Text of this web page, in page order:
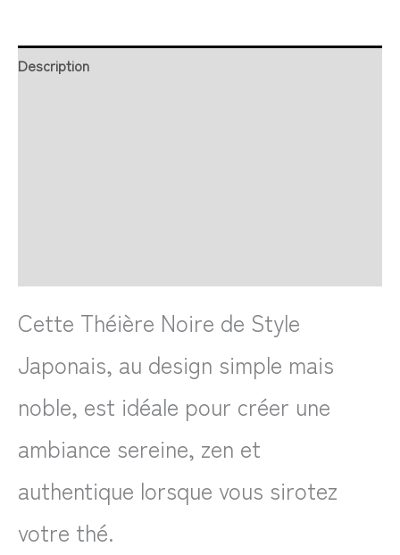
Description
Cette Théière Noire de Style
Japonais, au design simple mais
noble, est idéale pour créer une
ambiance sereine, zen et
authentique lorsque vous sirotez
votre thé.